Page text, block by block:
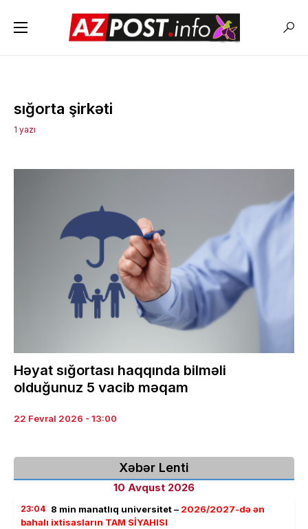
sığorta şirkəti
1 yazı
Həyat sığortası haqqında bilməli
olduğunuz 5 vacib məqam
22 Fevral 2026 - 13:00
Xəbər Lenti
10 Avqust 2026
23:04 8 min manatlıq universitet – 2026/2027-də ən
bahalı ixtisasların TAM SİYAHISI